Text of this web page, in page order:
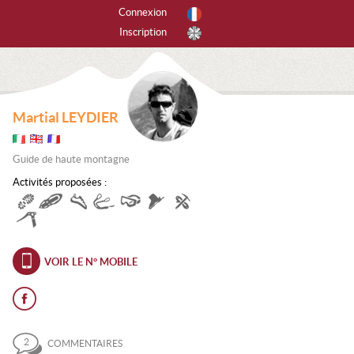
les activités
DE GLACE
Connexion
Inscription
Martial LEYDIER
Guide de haute montagne
Activités proposées :
VOIR LE N° MOBILE
2 COMMENTAIRES